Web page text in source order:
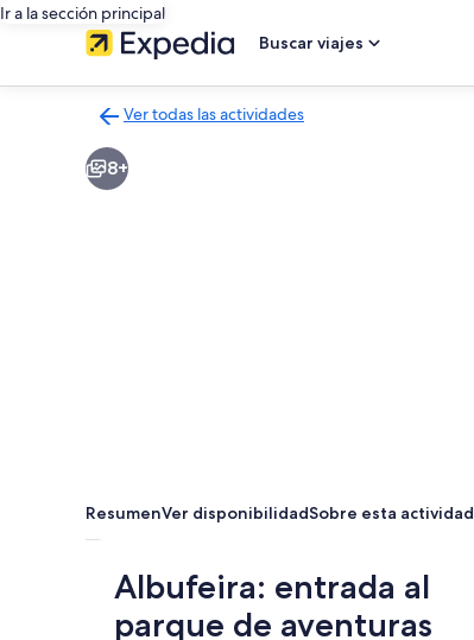
Ir a la sección principal
Buscar viajes
Ver todas las actividades
a
la
8+
ResumenVer disponibilidadSobre esta actividad
Albufeira: entrada al
parque de aventuras